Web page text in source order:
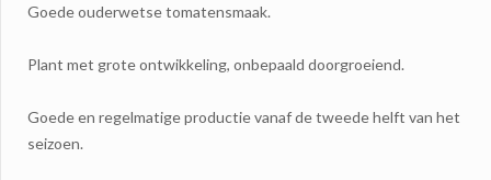
Goede ouderwetse tomatensmaak.
Plant met grote ontwikkeling, onbepaald doorgroeiend.
Goede en regelmatige productie vanaf de tweede helft van het
seizoen.